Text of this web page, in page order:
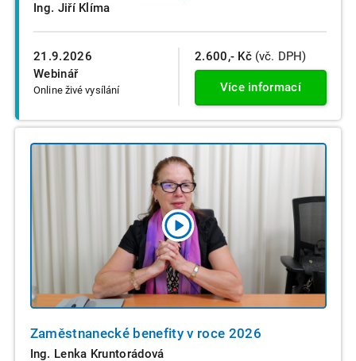
21.9.2026
Webinář
Online živé vysílání
Ing. Jiří Klíma
2.600,- Kč (vč. DPH)
Více informací
Zaměstnanecké benefity v roce 2026
Ing. Lenka Kruntorádová